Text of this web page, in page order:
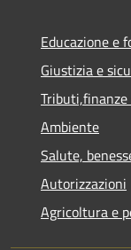
Educazione e
Giustizia e
Ambiente
Salute,
Autorizzazioni
Agricoltura e